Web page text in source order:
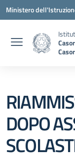
Vai ai contenuti
Vai al menu di
Vai al footer
Ministero
DOPO